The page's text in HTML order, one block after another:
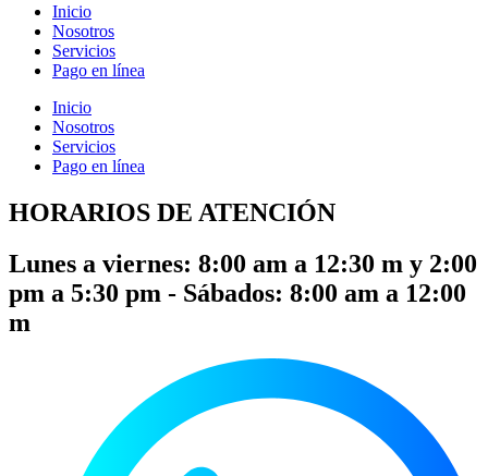
Inicio
Nosotros
Servicios
Pago en línea
Inicio
Nosotros
Servicios
Pago en línea
HORARIOS DE ATENCIÓN
Lunes a viernes: 8:00 am a 12:30 m y 2:00
pm a 5:30 pm - Sábados: 8:00 am a 12:00
m